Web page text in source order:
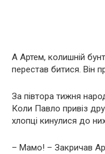
А Артем, колишній
перестав битися. Він
За півтора тижня
Коли Павло привіз
хлопці кинулися до
– Мамо! – Закричав